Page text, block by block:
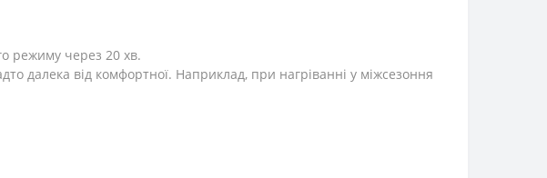
режиму через 20 хв.
далека від комфортної. Наприклад, при нагріванні у міжсезоння